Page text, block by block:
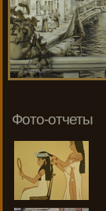
Фото-отчеты